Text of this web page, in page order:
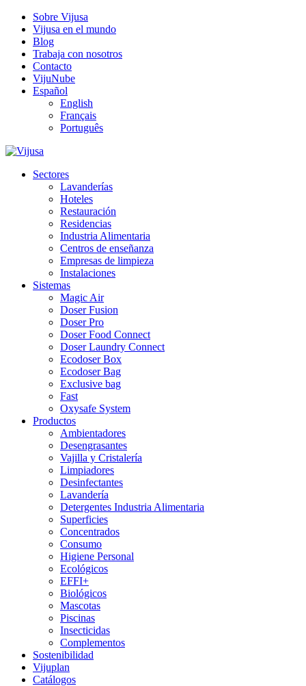
Sobre Vijusa
Vijusa en el mundo
Blog
Trabaja con nosotros
Contacto
VijuNube
Español
English
Français
Português
Sectores
Lavanderías
Hoteles
Restauración
Residencias
Industria Alimentaria
Centros de enseñanza
Empresas de limpieza
Instalaciones
Sistemas
Magic Air
Doser Fusion
Doser Pro
Doser Food Connect
Doser Laundry Connect​
Ecodoser Box
Ecodoser Bag
Exclusive bag
Fast
Oxysafe System
Productos
Ambientadores
Desengrasantes
Vajilla y Cristalería
Limpiadores
Desinfectantes
Lavandería
Detergentes Industria Alimentaria
Superficies
Concentrados
Consumo
Higiene Personal
Ecológicos
EFFI+
Biológicos
Mascotas
Piscinas
Insecticidas
Complementos
Sostenibilidad
Vijuplan
Catálogos